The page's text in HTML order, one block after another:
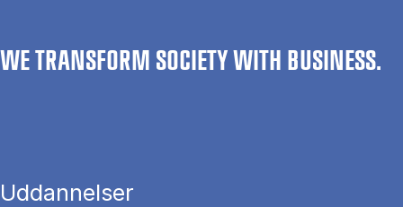
WE TRANSFORM SOCIETY WITH BUSINESS.
Uddannelser